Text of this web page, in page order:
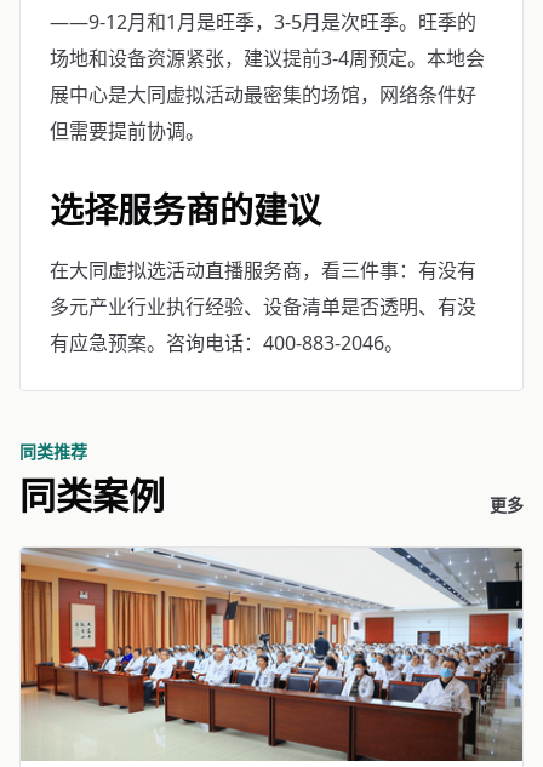
——9-12月和1月是旺季，3-5月是次旺季。旺季的
场地和设备资源紧张，建议提前3-4周预定。本地会
展中心是大同虚拟活动最密集的场馆，网络条件好
但需要提前协调。
选择服务商的建议
在大同虚拟选活动直播服务商，看三件事：有没有
多元产业行业执行经验、设备清单是否透明、有没
有应急预案。咨询电话：400-883-2046。
同类推荐
同类案例 更多